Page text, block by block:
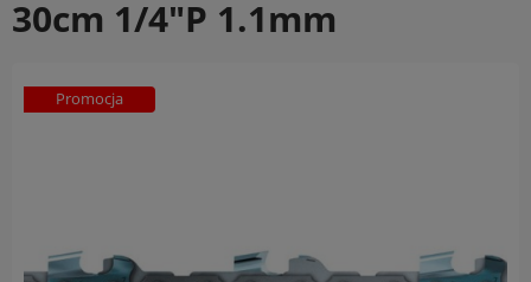
30cm 1/4"P 1.1mm
Promocja